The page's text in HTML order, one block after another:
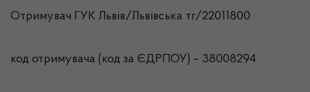
Отримувач ГУК Львiв/Львівська тг/22011800
код отримувача (код за ЄДРПОУ) – 38008294